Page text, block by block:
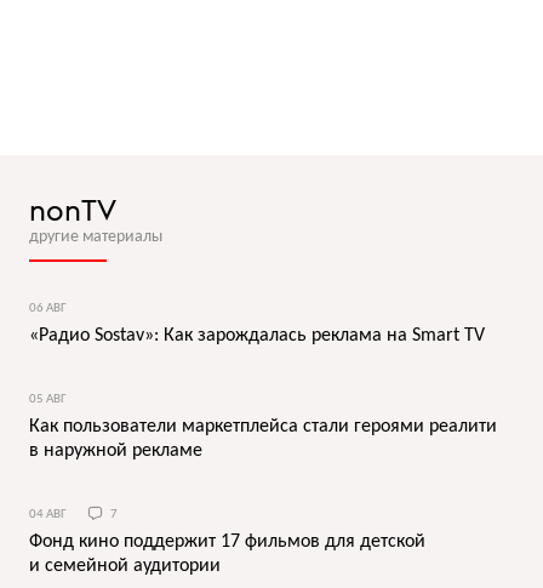
nonTV
другие материалы
06 АВГ
«Радио Sostav»: Как зарождалась реклама на Smart TV
05 АВГ
Как пользователи маркетплейса стали героями реалити
в наружной рекламе
04 АВГ 7
Фонд кино поддержит 17 фильмов для детской
и семейной аудитории